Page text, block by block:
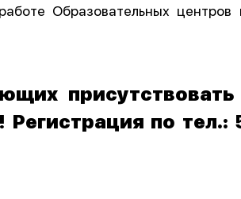
Образовательных
по